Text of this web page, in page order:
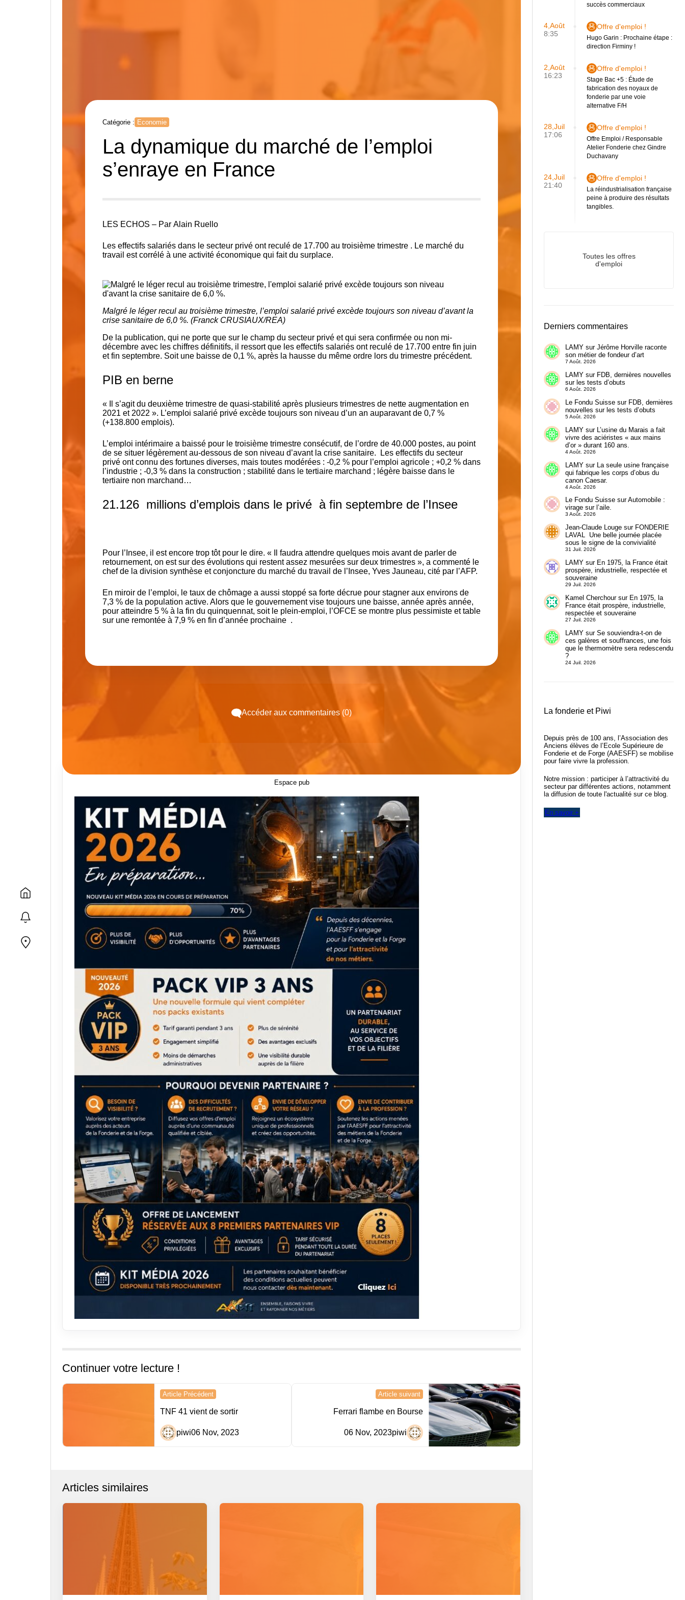
Catégorie : Economie
La dynamique du marché de l’emploi
s’enraye en France
LES ECHOS – Par Alain Ruello
Les effectifs salariés dans le secteur privé ont reculé de 17.700 au troisième trimestre . Le marché du
travail est corrélé à une activité économique qui fait du surplace.
Malgré le léger recul au troisième trimestre, l’emploi salarié privé excède toujours son niveau d’avant la
crise sanitaire de 6,0 %. (Franck CRUSIAUX/REA)
De la publication, qui ne porte que sur le champ du secteur privé et qui sera confirmée ou non mi-
décembre avec les chiffres définitifs, il ressort que les effectifs salariés ont reculé de 17.700 entre fin juin
et fin septembre. Soit une baisse de 0,1 %, après la hausse du même ordre lors du trimestre précédent.
PIB en berne
« Il s’agit du deuxième trimestre de quasi-stabilité après plusieurs trimestres de nette augmentation en
2021 et 2022 ». L’emploi salarié privé excède toujours son niveau d’un an auparavant de 0,7 %
(+138.800 emplois).
L’emploi intérimaire a baissé pour le troisième trimestre consécutif, de l’ordre de 40.000 postes, au point
de se situer légèrement au-dessous de son niveau d’avant la crise sanitaire. Les effectifs du secteur
privé ont connu des fortunes diverses, mais toutes modérées : -0,2 % pour l’emploi agricole ; +0,2 % dans
l’industrie; -0,3 % dans la construction ; stabilité dans le tertiaire marchand ; légère baisse dans le
tertiaire non marchand…
21.126 millions d’emplois dans le privé à fin septembre de l’Insee
Pour l’Insee, il est encore trop tôt pour le dire. « Il faudra attendre quelques mois avant de parler de
retournement, on est sur des évolutions qui restent assez mesurées sur deux trimestres », a commenté le
chef de la division synthèse et conjoncture du marché du travail de l’Insee, Yves Jauneau, cité par l’AFP.
En miroir de l’emploi, le taux de chômage a aussi stoppé sa forte décrue pour stagner aux environs de
7,3 % de la population active. Alors que le gouvernement vise toujours une baisse, année après année,
pour atteindre 5 % à la fin du quinquennat, soit le plein-emploi, l’OFCE se montre plus pessimiste et table
sur une remontée à 7,9 %en fin d’année prochaine .
Accéder aux commentaires (0)
Espace pub
Continuer votre lecture !
Navigation
de
Article Précédent
TNF 41 vient de sortir
piwi06 Nov, 2023
Article suivant
Ferrari flambe en Bourse
piwi
06 Nov, 2023
Articles similaires
succès commerciaux
4,Août
8:35
Offre d'emploi !
Hugo Garin : Prochaine étape :
direction Firminy !
2,Août
16:23
Offre d'emploi !
Stage Bac +5 : Étude de
fabrication des noyaux de
fonderie par une voie
alternative F/H
28,Juil
17:06
Offre d'emploi !
Offre Emploi / Responsable
Atelier Fonderie chez Gindre
Duchavany
24,Juil
21:40
Offre d'emploi !
La réindustrialisation française
peine à produire des résultats
tangibles.
Toutes les offres
d'emploi
Derniers commentaires
LAMYsur Jérôme Horville raconte
son métier de fondeur d’art
7 Août. 2026
LAMYsur FDB, dernières nouvelles
sur les tests d’obuts
6 Août. 2026
Le Fondu Suissesur FDB, dernières
nouvelles sur les tests d’obuts
5 Août. 2026
LAMYsur L’usine du Marais a fait
vivre des aciéristes « aux mains
d’or » durant 160 ans.
4 Août. 2026
LAMYsur La seule usine française
qui fabrique les corps d’obus du
canon Caesar.
4 Août. 2026
Le Fondu SuissesurAutomobile :
virage sur l’aile.
3 Août. 2026
Jean-Claude Lougesur FONDERIE
LAVAL Une belle journée placée
sous le signe de la convivialité
31 Juil. 2026
LAMYsur En 1975, la France était
prospère, industrielle, respectée et
souveraine
29 Juil. 2026
Kamel Cherchoursur En 1975, la
France était prospère, industrielle,
respectée et souveraine
27 Juil. 2026
LAMYsur Se souviendra-t-on de
ces galères et souffrances, une fois
que le thermomètre sera redescendu
?
24 Juil. 2026
La fonderie et Piwi
Depuis près de 100 ans, l’Association des
Anciens élèves de l’Ecole Supérieure de
Fonderie et de Forge (AAESFF) se mobilise
pour faire vivre la profession.
Notre mission : participer à l’attractivité du
secteur par différentes actions, notamment
la diffusion de toute l'actualité sur ce blog.
En savoir +